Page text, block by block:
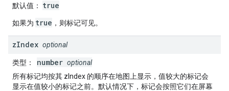
默认值 ： true
如果为 true ，则标记可见。
zIndex optional
类型 ： number optional
所有标记均按其 zIndex 的顺序在地图上显示，值较大的标记会
显示在值较小的标记之前。默认情况下，标记会按照它们在屏幕